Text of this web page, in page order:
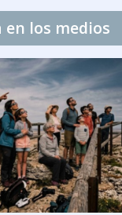
en los medios